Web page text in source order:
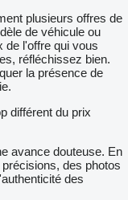
plusieurs offres de
de véhicule ou
de l'offre qui vous
réfléchissez bien.
la présence de
différent du prix
avance douteuse. En
des photos
des